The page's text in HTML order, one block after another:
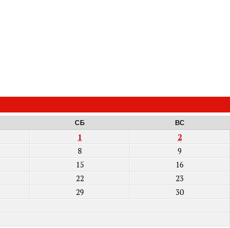
СБ ВС
1
2
8
9
15
16
22
23
29
30